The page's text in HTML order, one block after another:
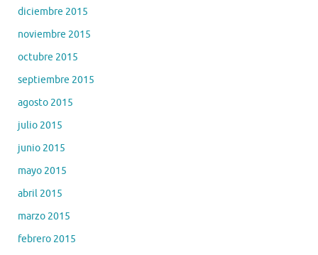
diciembre 2015
noviembre 2015
octubre 2015
septiembre 2015
agosto 2015
julio 2015
junio 2015
mayo 2015
abril 2015
marzo 2015
febrero 2015